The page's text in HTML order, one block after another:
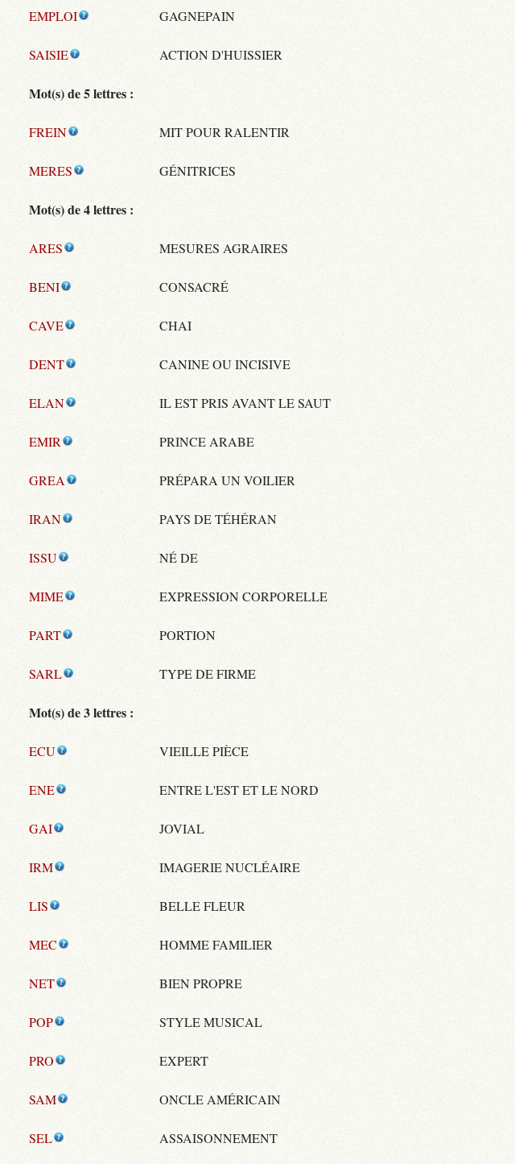
EMPLOI GAGNEPAIN
SAISIE ACTION D'HUISSIER
Mot(s) de 5 lettres :
FREIN MIT POUR RALENTIR
MERES GÉNITRICES
Mot(s) de 4 lettres :
ARES MESURES AGRAIRES
BENI CONSACRÉ
CAVE CHAI
DENT CANINE OU INCISIVE
ELAN IL EST PRIS AVANT LE SAUT
EMIR PRINCE ARABE
GREA PRÉPARA UN VOILIER
IRAN PAYS DE TÉHÉRAN
ISSU NÉ DE
MIME EXPRESSION CORPORELLE
PART PORTION
SARL TYPE DE FIRME
Mot(s) de 3 lettres :
ECU VIEILLE PIÈCE
ENE ENTRE L'EST ET LE NORD
GAI JOVIAL
IRM IMAGERIE NUCLÉAIRE
LIS BELLE FLEUR
MEC HOMME FAMILIER
NET BIEN PROPRE
POP STYLE MUSICAL
PRO EXPERT
SAM ONCLE AMÉRICAIN
SEL ASSAISONNEMENT